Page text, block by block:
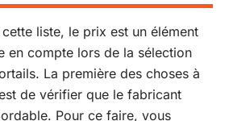
liste, le prix est un élément
en compte lors de la sélection
La première des choses à
de vérifier que le fabricant
Pour ce faire, vous